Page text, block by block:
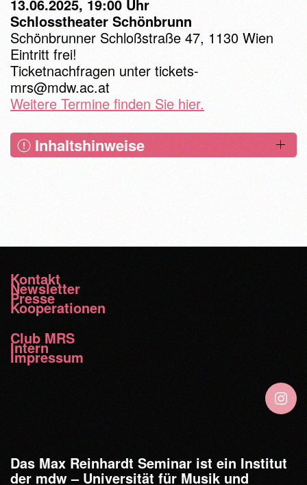
13.06.2025, 19:00 Uhr
Schlosstheater Schönbrunn
Schönbrunner Schloßstraße 47, 1130 Wien
Eintritt frei!
Ticketnachfragen unter tickets-
mrs@mdw.ac.at
Weitere Termine finden Sie hier.
Inhaltshinweise
Kontakt
Newsletter
Presse
Kooperationen
Club MRS
Intern
Impressum
Das Max Reinhardt Seminar ist ein Institut
der mdw – Universität für Musik und